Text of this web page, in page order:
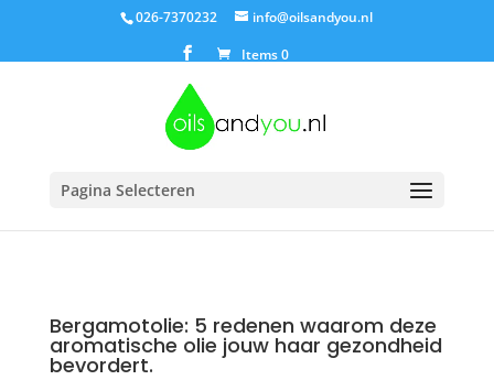
026-7370232
info@oilsandyou.nl
Items 0
Pagina Selecteren
Bergamotolie: 5 redenen waarom deze
aromatische olie jouw haar gezondheid
bevordert.